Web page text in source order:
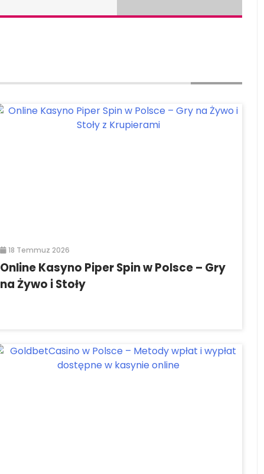
18 Temmuz 2026
Online Kasyno Piper Spin w Polsce – Gry
na Żywo i Stoły